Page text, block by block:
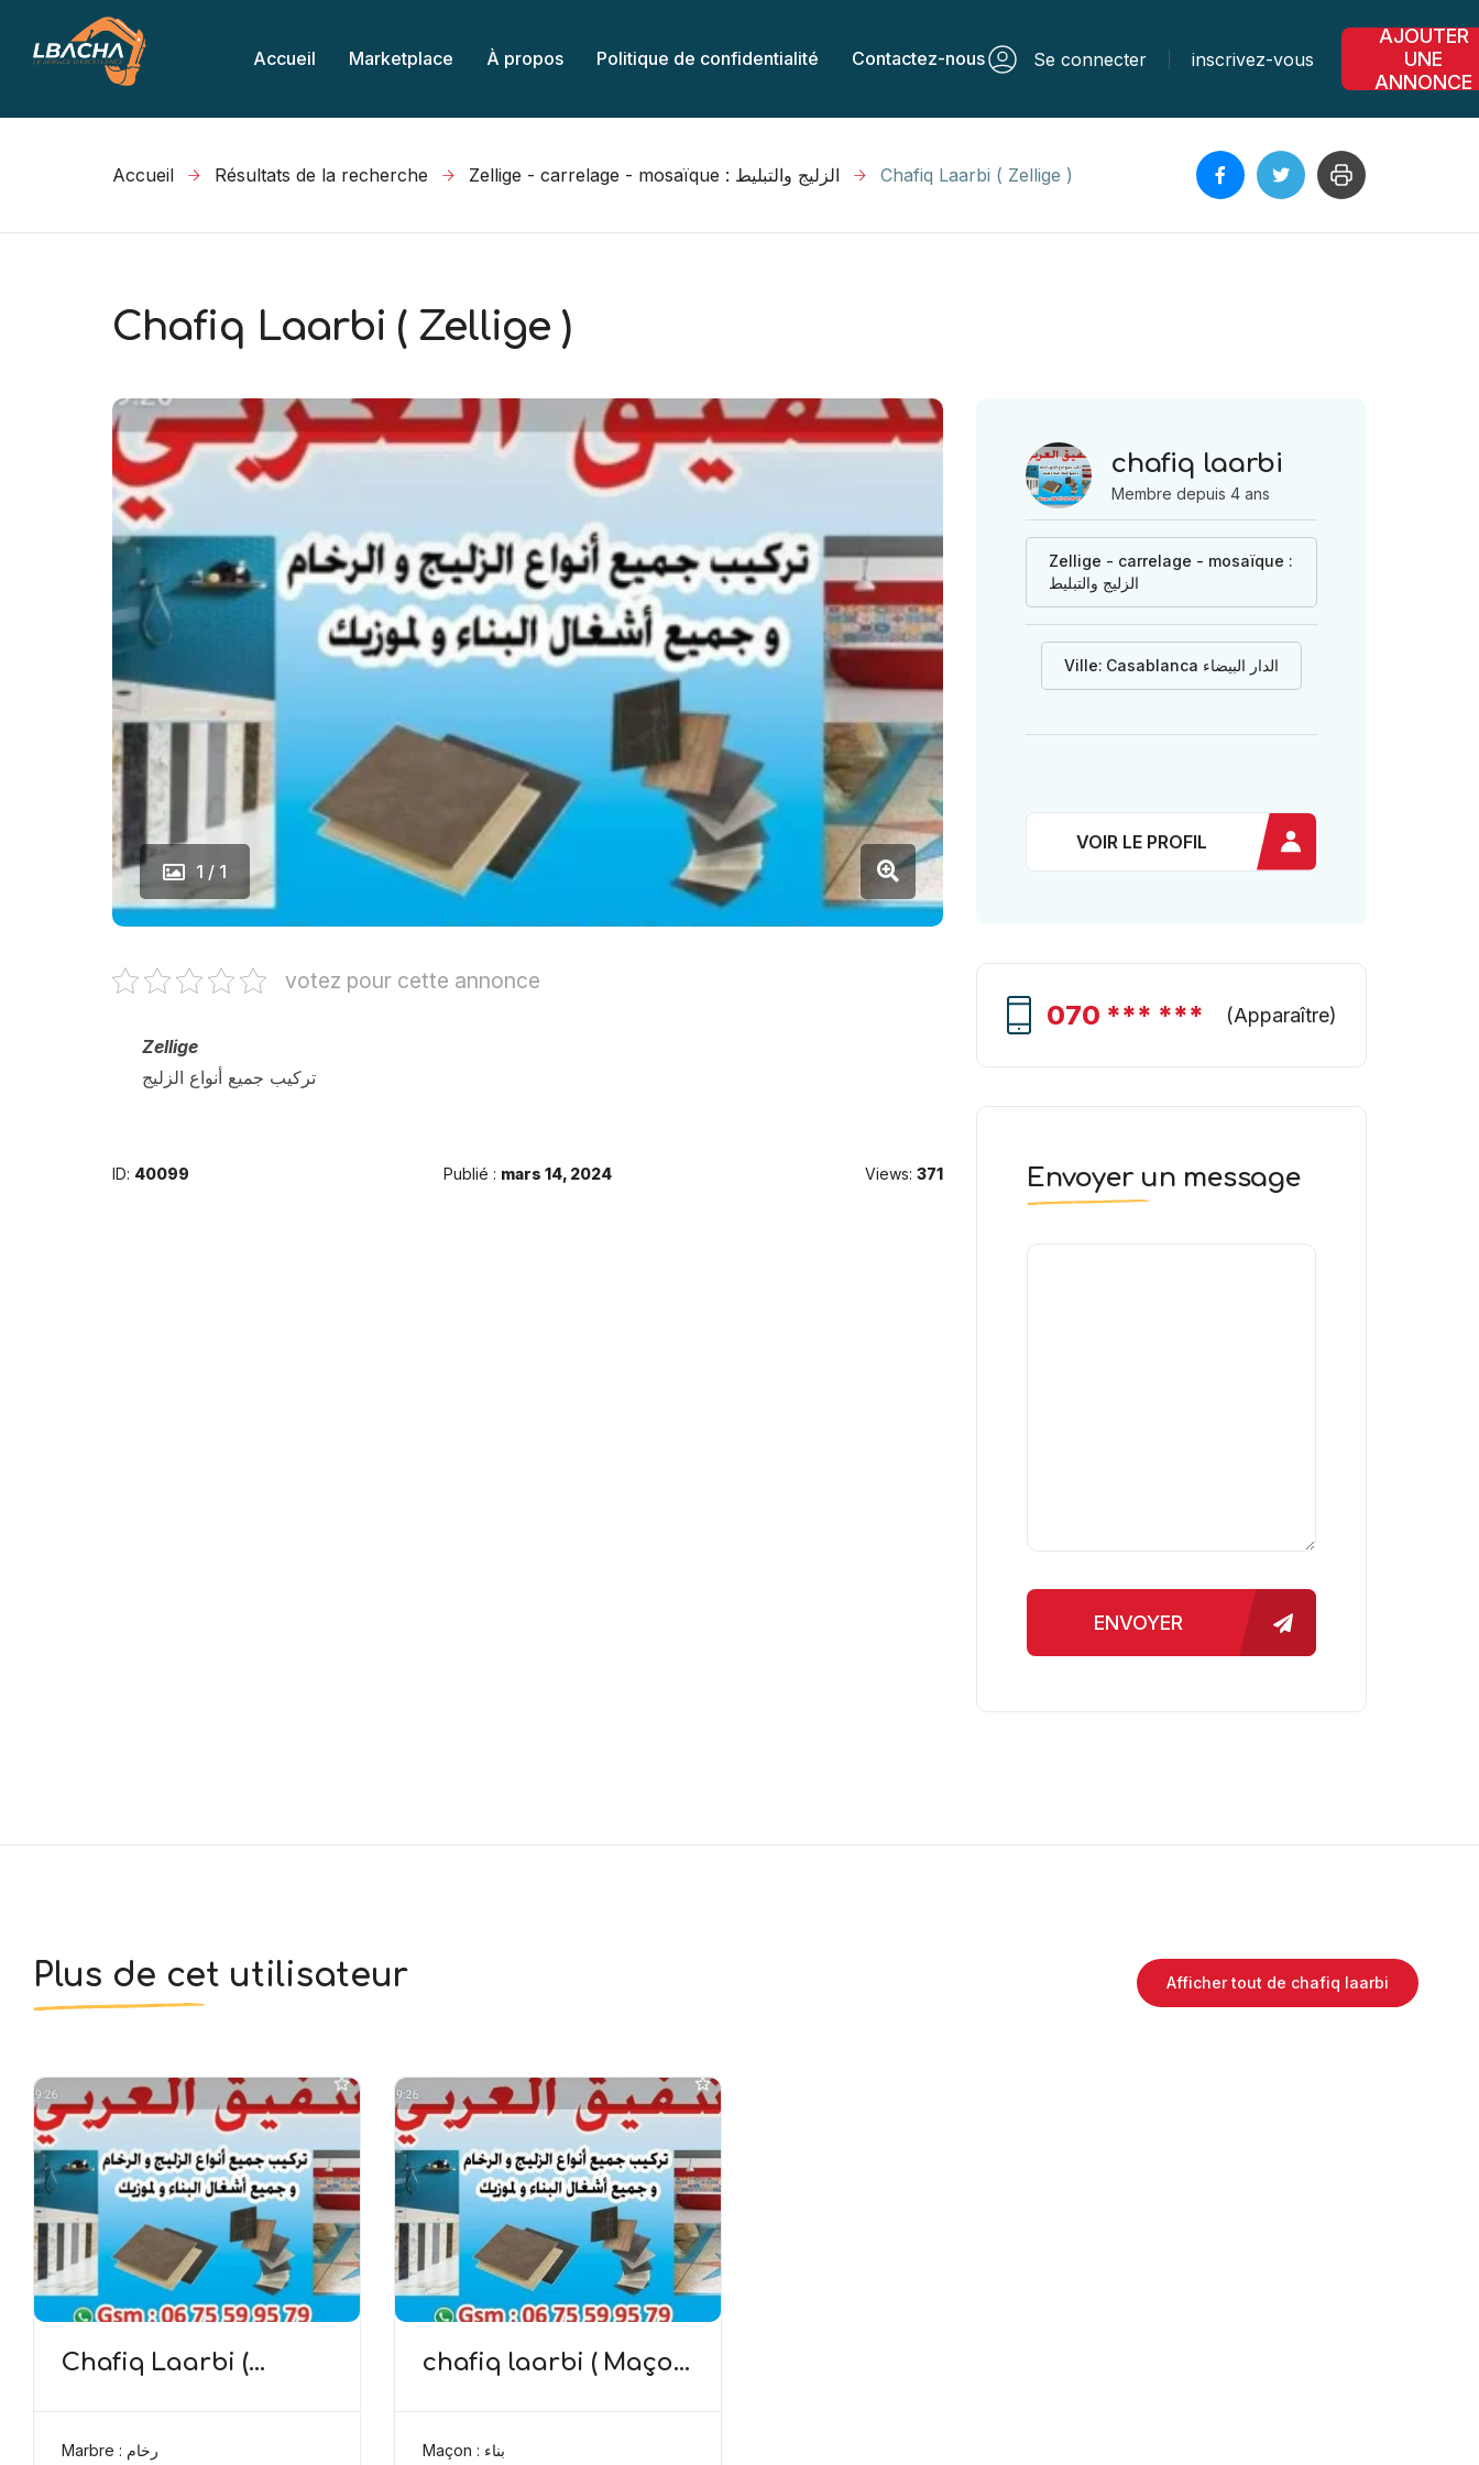
Accueil Marketplace À propos Politique de confidentialité Contactez-nous Se connecter inscrivez-vous
AJOUTER
UNE
ANNONCE
Accueil Résultats de la recherche Zellige - carrelage - mosaïque : الزليج والتبليط Chafiq Laarbi ( Zellige )
Chafiq Laarbi ( Zellige )
1 / 1
votez pour cette annonce
Zellige
تركيب جميع أنواع الزليج
ID: 40099 Publié : mars 14, 2024 Views: 371
chafiq laarbi
Membre depuis 4 ans
Zellige - carrelage - mosaïque :
الزليج والتبليط
Ville: Casablanca الدار البيضاء
VOIR LE PROFIL
070 *** *** (Apparaître)
Envoyer un message
ENVOYER
Plus de cet utilisateur Afficher tout de chafiq laarbi
Chafiq Laarbi (
Marbre : رخام
chafiq laarbi ( Maçon
Maçon : بناء